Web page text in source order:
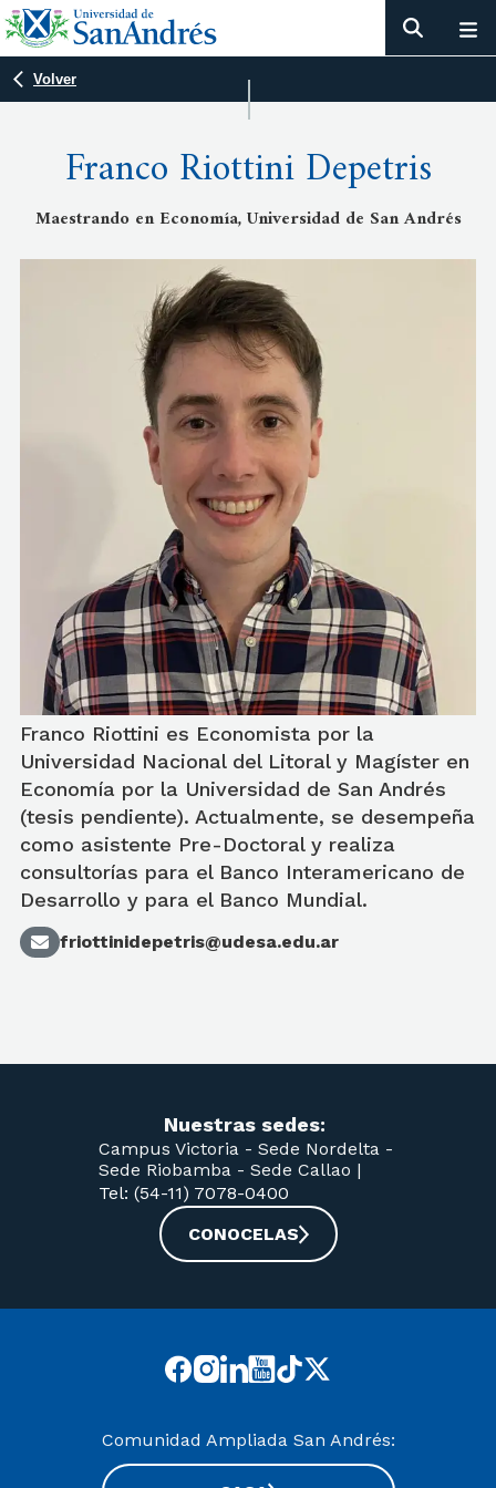
Volver
Franco Riottini Depetris
Maestrando en Economía, Universidad de San Andrés
Franco Riottini es Economista por la
Universidad Nacional del Litoral y Magíster en
Economía por la Universidad de San Andrés
(tesis pendiente). Actualmente, se desempeña
como asistente Pre-Doctoral y realiza
consultorías para el Banco Interamericano de
Desarrollo y para el Banco Mundial.
friottinidepetris@udesa.edu.ar
Nuestras sedes:
Campus Victoria - Sede Nordelta -
Sede Riobamba - Sede Callao |
Tel: (54-11) 7078-0400
CONOCELAS
Comunidad Ampliada San Andrés: